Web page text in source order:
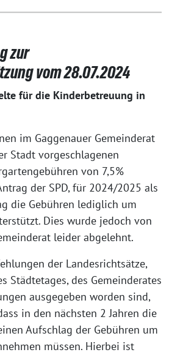
zur
vom 28.07.2024
für die Kinderbetreuung in
im Gaggenauer Gemeinderat
Stadt vorgeschlagenen
von 7,5%
der SPD, für 2024/2025 als
die Gebühren lediglich um
Dies wurde jedoch von
leider abgelehnt.
der Landesrichtsätze,
Städtetages, des Gemeinderates
ausgegeben worden sind,
in den nächsten 2 Jahren die
Aufschlag der Gebühren um
müssen. Hierbei ist